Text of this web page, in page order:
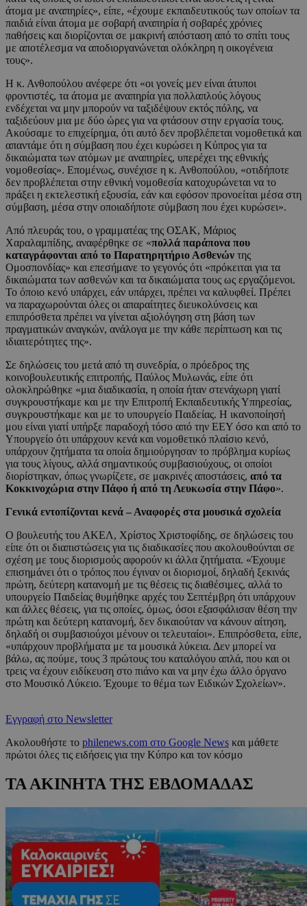
άτομα με αναπηρίες», είπε, «έχουμε εκπαιδευτικούς των οποίων τα
παιδιά είναι άτομα με σοβαρή αναπηρία ή σοβαρές χρόνιες
παθήσεις και διορίζονται σε μακρινή απόσταση από το σπίτι τους
με αποτέλεσμα να αποδιοργανώνεται ολόκληρη η οικογένεια
τους».
Η κ. Ανθοπούλου ανέφερε ότι «οι γονείς μεν είναι άτυποι
φροντιστές, τα άτομα με αναπηρία για πολλαπλούς λόγους
ενδέχεται να μην μπορούν να ταξιδέψουν εκτός πόλης, να
ταξιδεύουν μια με δύο ώρες για να φτάσουν στην εργασία τους.
Ακούσαμε το επιχείρημα, ότι αυτό δεν προβλέπεται νομοθετικά και
απαντάμε ότι η σύμβαση που έχει κυρώσει η Κύπρος για τα
δικαιώματα των ατόμων με αναπηρίες, υπερέχει της εθνικής
νομοθεσίας». Επομένως, συνέχισε η κ. Ανθοπούλου, «οτιδήποτε
δεν προβλέπεται στην εθνική νομοθεσία κατοχυρώνεται να το
πράξει η εκτελεστική εξουσία, εάν και εφόσον προνοείται μέσα στη
σύμβαση, μέσα στην οποιαδήποτε σύμβαση που έχει κυρώσει».
Από πλευράς του, ο γραμματέας της ΟΣΑΚ, Μάριος
Χαραλαμπίδης, αναφέρθηκε σε «πολλά παράπονα που
καταγράφονται από το Παρατηρητήριο Ασθενών της
Ομοσπονδίας» και επεσήμανε το γεγονός ότι «πρόκειται για τα
δικαιώματα των ασθενών και τα δικαιώματα τους ως εργαζόμενοι.
Το όποιο κενό υπάρχει, εάν υπάρχει, πρέπει να καλυφθεί. Πρέπει
να παραχωρούνται όλες οι απαραίτητες διευκολύνσεις και
επιπρόσθετα πρέπει να γίνεται αξιολόγηση στη βάση των
πραγματικών αναγκών, ανάλογα με την κάθε περίπτωση και τις
ιδιαιτερότητες της».
Σε δηλώσεις του μετά από τη συνεδρία, ο πρόεδρος της
κοινοβουλευτικής επιτροπής, Παύλος Μυλωνάς, είπε ότι
ολοκληρώθηκε «μια διαδικασία, η οποία ήταν στενάχωρη γιατί
συγκρουστήκαμε και με την Επιτροπή Εκπαιδευτικής Υπηρεσίας,
συγκρουστήκαμε και με το υπουργείο Παιδείας. Η ικανοποίησή
μου είναι γιατί υπήρξε παραδοχή τόσο από την ΕΕΥ όσο και από το
Υπουργείο ότι υπάρχουν κενά και νομοθετικό πλαίσιο κενό,
υπάρχουν ζητήματα τα οποία δημιούργησαν το πρόβλημα κυρίως
για τους λίγους, αλλά σημαντικούς συμβασιούχους, οι οποίοι
διορίστηκαν, όπως γνωρίζετε, σε μακρινές αποστάσεις, από τα
Κοκκινοχώρια στην Πάφο ή από τη Λευκωσία στην Πάφο».
Γενικά εντοπίζονται κενά – Αναφορές στα μουσικά σχολεία
Ο βουλευτής του ΑΚΕΛ, Χρίστος Χριστοφίδης, σε δηλώσεις του
είπε ότι οι διαπιστώσεις για τις διαδικασίες που ακολουθούνται σε
σχέση με τους διορισμούς αφορούν κι άλλα ζητήματα. «Έχουμε
επισημάνει ότι ο τρόπος που έγιναν οι διορισμοί, δηλαδή ξεκινάς
πρώτη, δεύτερη κατανομή με τις θέσεις τις διαθέσιμες, αλλά το
υπουργείο Παιδείας θυμήθηκε αρχές του Σεπτέμβρη ότι υπάρχουν
και άλλες θέσεις, για τις οποίες, όμως, όσοι εξασφάλισαν θέση την
πρώτη και δεύτερη κατανομή, δεν δικαιούταν να κάνουν αίτηση,
δηλαδή οι συμβασιούχοι μένουν οι τελευταίοι». Επιπρόσθετα, είπε,
«υπάρχουν προβλήματα με τα μουσικά λύκεια. Δεν μπορεί να
βάλω, ας πούμε, τους 3 πρώτους του καταλόγου απλά, που και οι
τρεις να έχουν ειδίκευση στο πιάνο και να μην έχω άλλο όργανο
στο Μουσικό Λύκειο. Έχουμε το θέμα των Ειδικών Σχολείων».
Εγγραφή στο Newsletter
Ακολουθήστε το philenews.com στο Google News και μάθετε
πρώτοι όλες τις ειδήσεις για την Κύπρο και τον κόσμο
ΤΑ ΑΚΙΝΗΤΑ ΤΗΣ ΕΒΔΟΜΑΔΑΣ